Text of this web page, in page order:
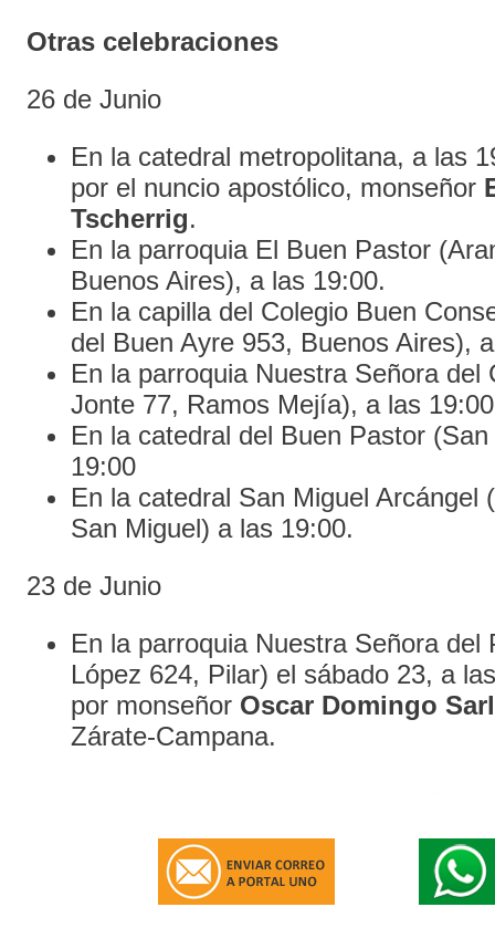
Otras celebraciones
26 de Junio
En la catedral metropolitana, a las
por el nuncio apostólico, monseñor
Tscherrig.
En la parroquia El Buen Pastor
Buenos Aires), a las 19:00.
En la capilla del Colegio Buen
del Buen Ayre 953, Buenos Aires),
En la parroquia Nuestra Señora del
Jonte 77, Ramos Mejía), a las 19:00
En la catedral del Buen Pastor
19:00
En la catedral San Miguel Arcángel
San Miguel) a las 19:00.
23 de Junio
En la parroquia Nuestra Señora del
López 624, Pilar) el sábado 23, a
por monseñor Oscar Domingo
Zárate-Campana.